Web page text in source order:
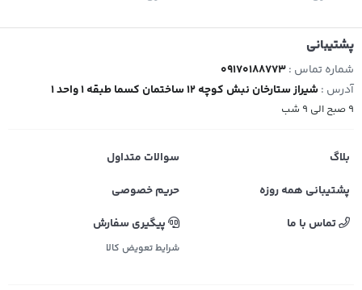
پشتیبانی
شماره تماس :09170188773
آدرس :شیراز ستارخان نبش کوچه 12 ساختمان کسما طبقه 1 واحد 1
9 صبح الی 9 شب
بلاگ
سوالات متداول
پشتیبانی همه روزه
حریم خصوصی
تماس با ما
پیگیری سفارش
شرایط تعویض کالا